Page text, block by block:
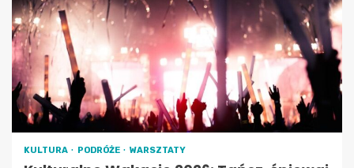
KULTURA PODRÓŻE WARSZTATY